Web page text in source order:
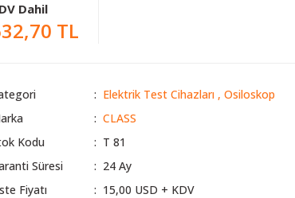
Dahil
TL
Elektrik Test Cihazları , Osiloskop
CLASS
Kodu
T 81
Süresi
24 Ay
Fiyatı
15,00 USD + KDV